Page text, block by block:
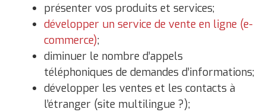
présenter vos produits et services;
développer un service de vente en ligne (e-
commerce);
diminuer le nombre d’appels
téléphoniques de demandes d’informations;
développer les ventes et les contacts à
l’étranger (site multilingue ?);